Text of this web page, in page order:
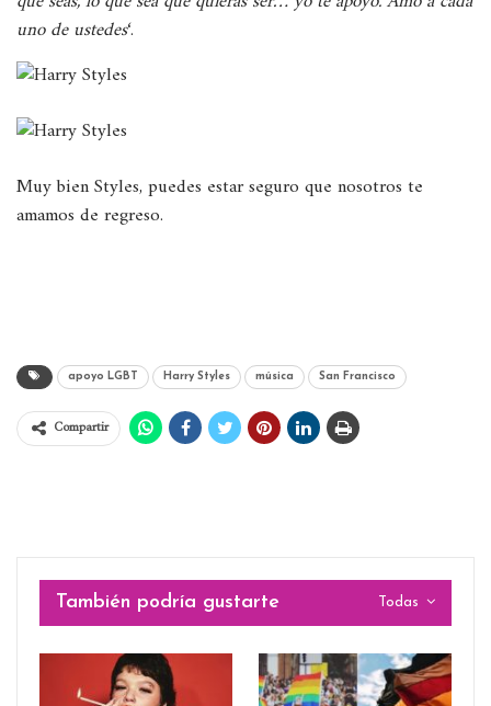
uno de ustedes‘.
Muy bien Styles, puedes estar seguro que nosotros te
amamos de regreso.
apoyo LGBT Harry Styles música San Francisco
Compartir
Todas
También podría gustarte